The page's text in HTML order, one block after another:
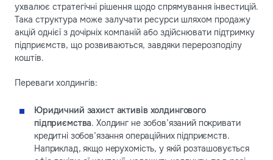
ухвалює стратегічні рішення щодо спрямування інвестицій.
Така структура може залучати ресурси шляхом продажу
акцій однієї з дочірніх компаній або здійснювати підтримку
підприємств, що розвиваються, завдяки перерозподілу
коштів.
Переваги холдингів:
Юридичний захист активів холдингового
підприємства. Холдинг не зобов’язаний покривати
кредитні зобов’язання операційних підприємств.
Наприклад, якщо нерухомість, у якій розташовується